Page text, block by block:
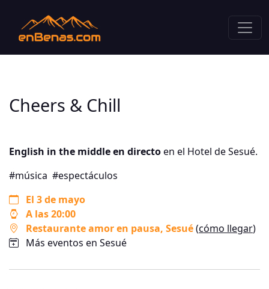
Cheers & Chill
English in the middle en directoen el Hotel de Sesué.
#música #espectáculos
El 3 de mayo
A las 20:00
Restaurante amor en pausa, Sesué(cómo llegar)
Más eventos en Sesué